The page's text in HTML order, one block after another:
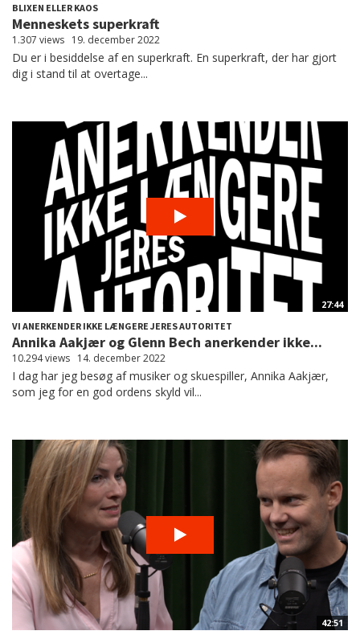
BLIXEN ELLER KAOS
Menneskets superkraft
1.307 views 19. december 2022
Du er i besiddelse af en superkraft. En superkraft, der har gjort
dig i stand til at overtage...
27:44
VI ANERKENDER IKKE LÆNGERE JERES AUTORITET
Annika Aakjær og Glenn Bech anerkender ikke...
10.294 views 14. december 2022
I dag har jeg besøg af musiker og skuespiller, Annika Aakjær,
som jeg for en god ordens skyld vil...
42:51